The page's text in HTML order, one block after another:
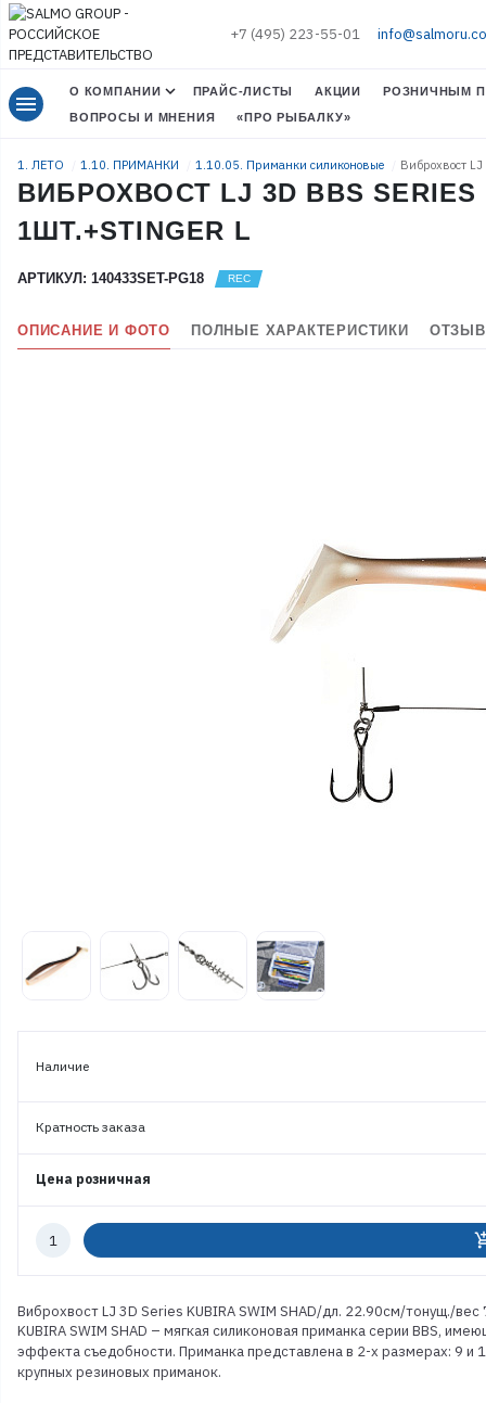
+7 (495) 223-55-01
menu О КОМПАНИИ ПРАЙС-ЛИСТЫ АКЦИИ
РОЗНИЧНЫМ
ВОПРОСЫ И МНЕНИЯ
«ПРО РЫБАЛКУ»
1. ЛЕТО 1.10. ПРИМАНКИ 1.10.05. Приманки силиконовые Виброхвост
ВИБРОХВОСТ LJ 3D BBS SERIES
1ШТ.+STINGER L
АРТИКУЛ: 140433SET-PG18
ОПИСАНИЕ И ФОТО ПОЛНЫЕ ХАРАКТЕРИСТИКИ
Наличие
Кратность заказа
Цена розничная
Количество
Виброхвост LJ 3D Series KUBIRA SWIM SHAD/дл. 22.90см/тонущ./
KUBIRA SWIM SHAD – мягкая силиконовая приманка серии BBS,
эффекта съедобности. Приманка представлена в 2-х размерах: 9 и
крупных резиновых приманок.